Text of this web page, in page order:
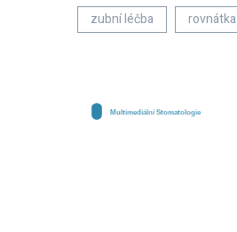
zubní léčba
rovnátka